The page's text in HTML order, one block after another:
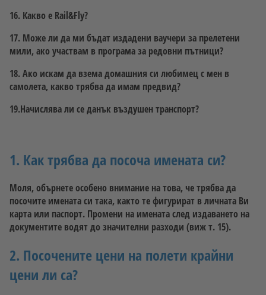
16. Какво е Rail&Fly?
17. Може ли да ми бъдат издадени ваучери за прелетени
мили, ако участвам в програма за редовни пътници?
18. Ако искам да взема домашния си любимец с мен в
самолета, какво трябва да имам предвид?
19.Начислява ли се данък въздушен транспорт?
1. Как трябва да посоча имената си?
Моля, обърнете особено внимание на това, че трябва да
посочите имената си така, както те фигурират в личната Ви
карта или паспорт. Промени на имената след издаването на
документите водят до значителни разходи (виж т. 15).
2. Посочените цени на полети крайни
цени ли са?